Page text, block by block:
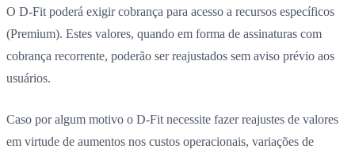
O D-Fit poderá exigir cobrança para acesso a recursos específicos
(Premium). Estes valores, quando em forma de assinaturas com
cobrança recorrente, poderão ser reajustados sem aviso prévio aos
usuários.
Caso por algum motivo o D-Fit necessite fazer reajustes de valores
em virtude de aumentos nos custos operacionais, variações de